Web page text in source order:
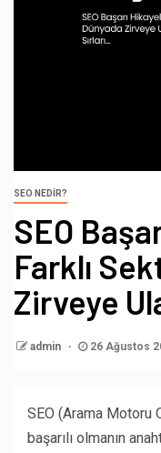
SEO NEDIR?
SEO
Farklı
Zirveye
admin 26 Ağustos
SEO (Arama Motoru
başarılı olmanın